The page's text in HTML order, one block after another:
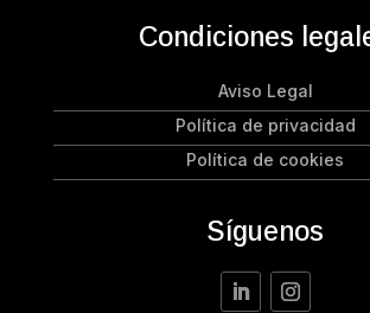
Condiciones
Aviso Legal
Política de privacidad
Política de cookies
Síguenos